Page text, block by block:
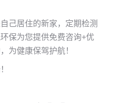
己居住的新家，定期检测
保为您提供免费咨询+优
为健康保驾护航！